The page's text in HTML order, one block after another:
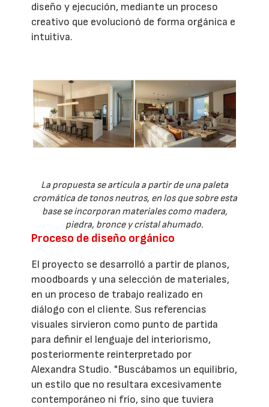
diseño y ejecución, mediante un proceso
creativo que evolucionó de forma orgánica e
intuitiva.
La propuesta se articula a partir de una paleta
cromática de tonos neutros, en los que sobre esta
base se incorporan materiales como madera,
piedra, bronce y cristal ahumado.
Proceso de diseño orgánico
El proyecto se desarrolló a partir de planos,
moodboards y una selección de materiales,
en un proceso de trabajo realizado en
diálogo con el cliente. Sus referencias
visuales sirvieron como punto de partida
para definir el lenguaje del interiorismo,
posteriormente reinterpretado por
Alexandra Studio. "Buscábamos un equilibrio,
un estilo que no resultara excesivamente
contemporáneo ni frío, sino que tuviera